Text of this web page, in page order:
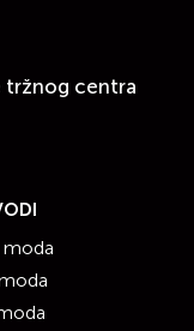
tržnog centra
moda